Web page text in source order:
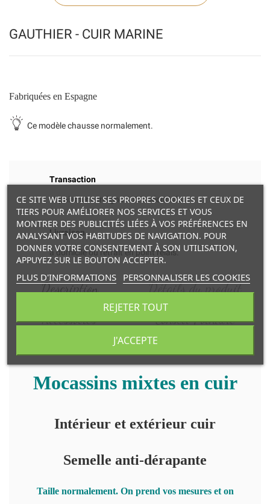
GAUTHIER - CUIR MARINE
Fabriquées en Espagne
Ce modèle chausse normalement.
Transaction
et paiement en ligne 100% sécurisés.
Livraison
à domicile ou retrait en point relais.
Description Détails du produit
Accessoires Conseil Pointure
Mocassins mixtes en cuir
Intérieur et extérieur cuir
Semelle anti-dérapante
Taille normalement. On prend vos mesures et on
CE SITE WEB UTILISE SES PROPRES COOKIES ET CEUX DE
TIERS POUR AMÉLIORER NOS SERVICES ET VOUS
MONTRER DES PUBLICITÉS LIÉES À VOS PRÉFÉRENCES EN
ANALYSANT VOS HABITUDES DE NAVIGATION. POUR
DONNER VOTRE CONSENTEMENT À SON UTILISATION,
APPUYEZ SUR LE BOUTON ACCEPTER.
PLUS D'INFORMATIONS PERSONNALISER LES COOKIES
REJETER TOUT
J'ACCEPTE